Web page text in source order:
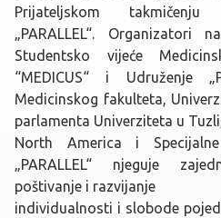
Prijateljskom takmičenju
„PARALLEL“. Organizatori
Studentsko vijeće
“MEDICUS“ i Udruženje
Medicinskog fakulteta,
parlamenta Univerziteta u
North America i
„PARALLEL“ njeguje
poštivanje i razvijanje
individualnosti i slobode